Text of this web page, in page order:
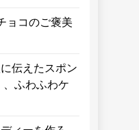
ョコのご褒美
伝えたスポン
ふわふわケ